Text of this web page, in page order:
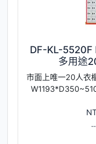
DF-KL-
多用途
市面上唯一20人衣